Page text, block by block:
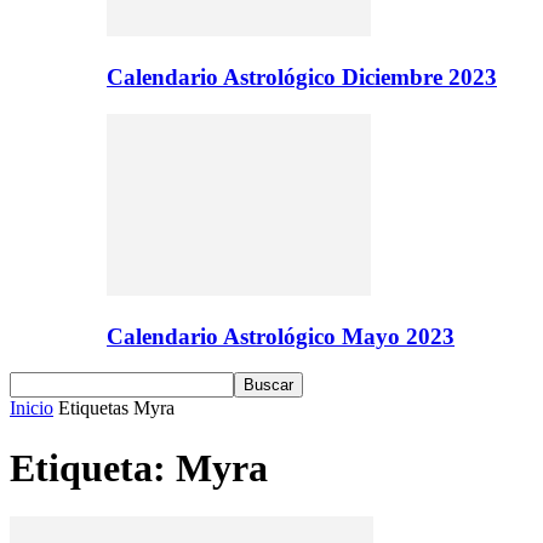
Calendario Astrológico Diciembre 2023
Calendario Astrológico Mayo 2023
Inicio Etiquetas Myra
Etiqueta: Myra